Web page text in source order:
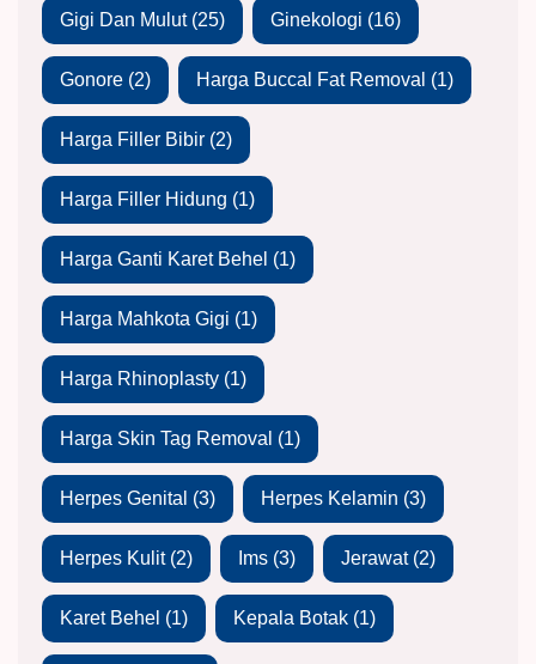
Gigi Dan Mulut(25) Ginekologi (16)
Gonore (2) Harga Buccal Fat Removal (1)
Harga Filler Bibir (2)
Harga Filler Hidung (1)
Harga Ganti Karet Behel (1)
Harga Mahkota Gigi (1)
Harga Rhinoplasty (1)
Harga Skin Tag Removal (1)
Herpes Genital (3) Herpes Kelamin (3)
Herpes Kulit(2) Ims (3) Jerawat(2)
Karet Behel (1) Kepala Botak (1)